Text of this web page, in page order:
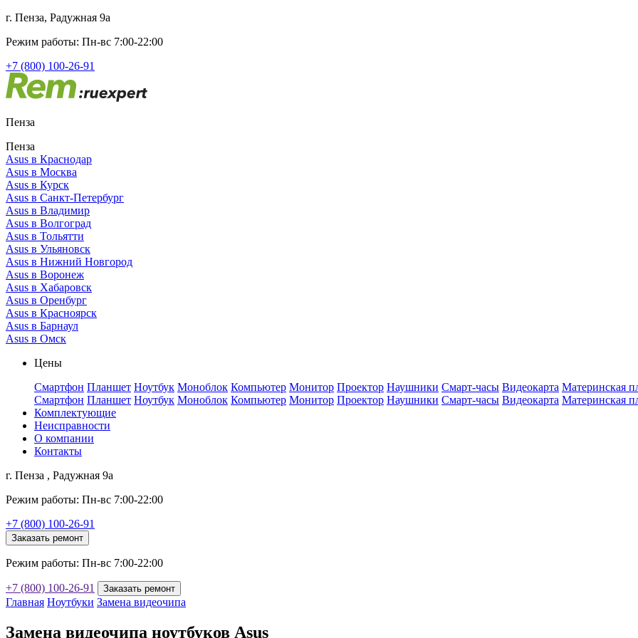
г. Пенза, Радужная 9а
Режим работы: Пн-вс 7:00-22:00
+7 (800) 100-26-91
Пенза
Пенза
Asus в Краснодар
Asus в Москва
Asus в Курск
Asus в Санкт-Петербург
Asus в Владимир
Asus в Волгоград
Asus в Тольятти
Asus в Ульяновск
Asus в Нижний Новгород
Asus в Воронеж
Asus в Хабаровск
Asus в Оренбург
Asus в Красноярск
Asus в Барнаул
Asus в Омск
Цены
Смартфон Планшет Ноутбук Моноблок Компьютер Монитор Проектор Наушники Смарт-часы Видеокарта Материнская
Смартфон Планшет Ноутбук Моноблок Компьютер Монитор Проектор Наушники Смарт-часы Видеокарта Материнская
Комплектующие
Неисправности
О компании
Контакты
г. Пенза , Радужная 9а
Режим работы: Пн-вс 7:00-22:00
+7 (800) 100-26-91
Заказать ремонт
Режим работы: Пн-вс 7:00-22:00
+7 (800) 100-26-91 Заказать ремонт
Главная Ноутбуки Замена видеочипа
Замена видеочипа ноутбуков Asus